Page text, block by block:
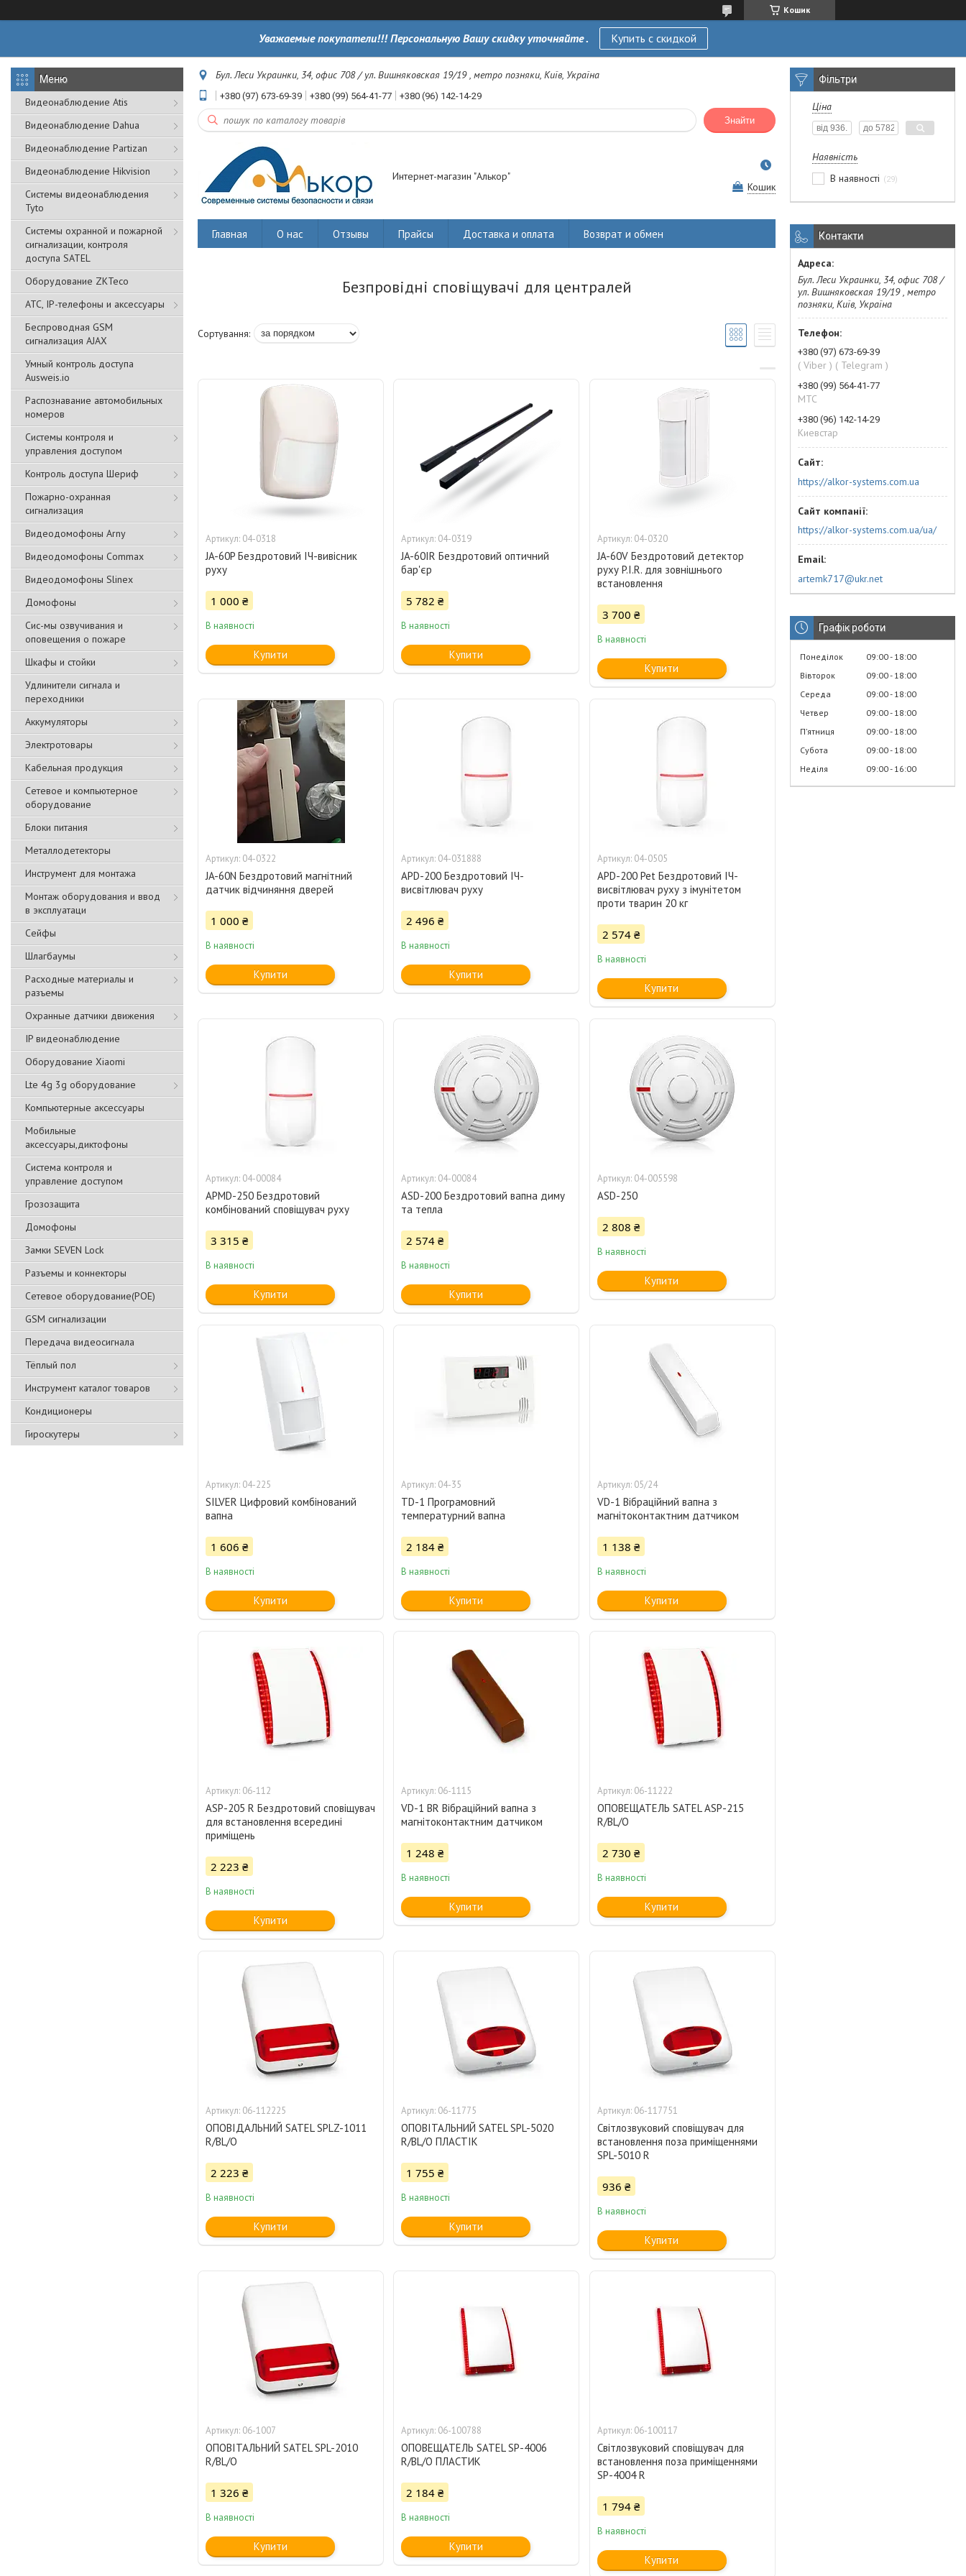
Кошик
Уважаемые покупатели!!! Персональную Вашу скидку уточняйте . Купить с скидкой
Видеонаблюдение Atis
Видеонаблюдение Dahua
Видеонаблюдение Partizan
Видеонаблюдение Hikvision
Системы видеонаблюдения
Tyto
Cистемы охранной и пожарной
сигнализации, контроля
доступа SATEL
Оборудование ZKTeco
АТС, IP-телефоны и аксессуары
Беспроводная GSM
сигнализация АJAX
Умный контроль доступа
Ausweis.io
Распознавание автомобильных
номеров
Системы контроля и
управления доступом
Контроль доступа Шериф
Пожарно-охранная
сигнализация
Видеодомофоны Arny
Видеодомофоны Commax
Видеодомофоны Slinex
Домофоны
Сис-мы озвучивания и
оповещения о пожаре
Шкафы и стойки
Удлинители сигнала и
переходники
Аккумуляторы
Электротовары
Кабельная продукция
Сетевое и компьютерное
оборудование
Блоки питания
Металлодетекторы
Инструмент для монтажа
Монтаж оборудования и ввод
в эксплуатаци
Сейфы
Шлагбаумы
Расходные материалы и
разъемы
Охранные датчики движения
IP видеонаблюдение
Оборудование Xiaomi
Lte 4g 3g оборудование
Компьютерные аксессуары
Мобильные
аксессуары,диктофоны
Система контроля и
управление доступом
Грозозащита
Домофоны
Замки SEVEN Lock
Разъемы и коннекторы
Сетевое оборудование(POE)
GSM сигнализации
Передача видеосигнала
Тёплый пол
Инструмент каталог товаров
Кондиционеры
Гироскутеры
Бул. Леси Украинки, 34, офис 708 / ул. Вишняковская 19/19 , метро позняки, Київ, Україна
+380 (97) 673-69-39 +380 (99) 564-41-77 +380 (96) 142-14-29
Знайти
Интернет-магазин "Алькор"
Кошик
Главная О нас Отзывы Прайсы Доставка и оплата Возврат и обмен
Безпровідні сповіщувачі для централей
04-0318
JA-60P Бездротовий ІЧ-вивісник
руху
1 000 ₴
В наявності
Купити
04-0319
JA-60IR Бездротовий оптичний
бар'єр
5 782 ₴
В наявності
Купити
04-0320
JA-60V Бездротовий детектор
руху P.I.R. для зовнішнього
встановлення
3 700 ₴
В наявності
Купити
04-0322
JA-60N Бездротовий магнітний
датчик відчиняння дверей
1 000 ₴
В наявності
Купити
04-031888
APD-200 Бездротовий ІЧ-
висвітлювач руху
2 496 ₴
В наявності
Купити
04-0505
APD-200 Pet Бездротовий ІЧ-
висвітлювач руху з імунітетом
проти тварин 20 кг
2 574 ₴
В наявності
Купити
04-00084
APMD-250 Бездротовий
комбінований сповіщувач руху
3 315 ₴
В наявності
Купити
04-00084
ASD-200 Бездротовий вапна диму
та тепла
2 574 ₴
В наявності
Купити
04-005598
ASD-250
2 808 ₴
В наявності
Купити
04-225
SILVER Цифровий комбінований
вапна
1 606 ₴
В наявності
Купити
04-35
TD-1 Програмовний
температурний вапна
2 184 ₴
В наявності
Купити
05/24
VD-1 Вібраційний вапна з
магнітоконтактним датчиком
1 138 ₴
В наявності
Купити
06-112
ASP-205 R Бездротовий сповіщувач
для встановлення всередині
приміщень
2 223 ₴
В наявності
Купити
06-1115
VD-1 BR Вібраційний вапна з
магнітоконтактним датчиком
1 248 ₴
В наявності
Купити
06-11222
ОПОВЕЩАТЕЛЬ SATEL ASP-215
R/BL/O
2 730 ₴
В наявності
Купити
06-112225
ОПОВІДАЛЬНИЙ SATEL SPLZ-1011
R/BL/O
2 223 ₴
В наявності
Купити
06-11775
ОПОВІТАЛЬНИЙ SATEL SPL-5020
R/BL/O ПЛАСТІК
1 755 ₴
В наявності
Купити
06-117751
Світлозвуковий сповіщувач для
встановлення поза приміщеннями
SPL-5010 R
936 ₴
В наявності
Купити
06-1007
ОПОВІТАЛЬНИЙ SATEL SPL-2010
R/BL/O
1 326 ₴
В наявності
Купити
06-100788
ОПОВЕЩАТЕЛЬ SATEL SP-4006
R/BL/O ПЛАСТИК
2 184 ₴
В наявності
Купити
06-100117
Світлозвуковий сповіщувач для
встановлення поза приміщеннями
SP-4004 R
1 794 ₴
В наявності
Купити
Фільтри
Ціна
Наявність
В наявності
29
Контакти
Бул. Леси Украинки, 34, офис 708 /
ул. Вишняковская 19/19 , метро
позняки, Київ, Україна
+380 (97) 673-69-39
( Viber ) ( Telegram )
+380 (99) 564-41-77
МТС
+380 (96) 142-14-29
Киевстар
https://alkor-systems.com.ua
https://alkor-systems.com.ua/ua/
artemk717@ukr.net
Графік роботи
Понеділок 09:00 18:00
Вівторок
09:00 18:00
Середа
09:00 18:00
Четвер
09:00 18:00
Пʼятниця
09:00 18:00
Субота
09:00 18:00
Неділя
09:00 16:00